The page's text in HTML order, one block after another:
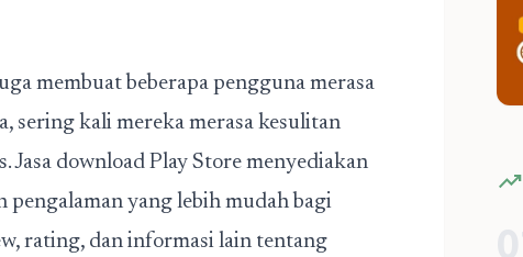
membuat beberapa pengguna merasa
sering kali mereka merasa kesulitan
download Play Store menyediakan
yang lebih mudah bagi
rating, dan informasi lain tentang
trending_up